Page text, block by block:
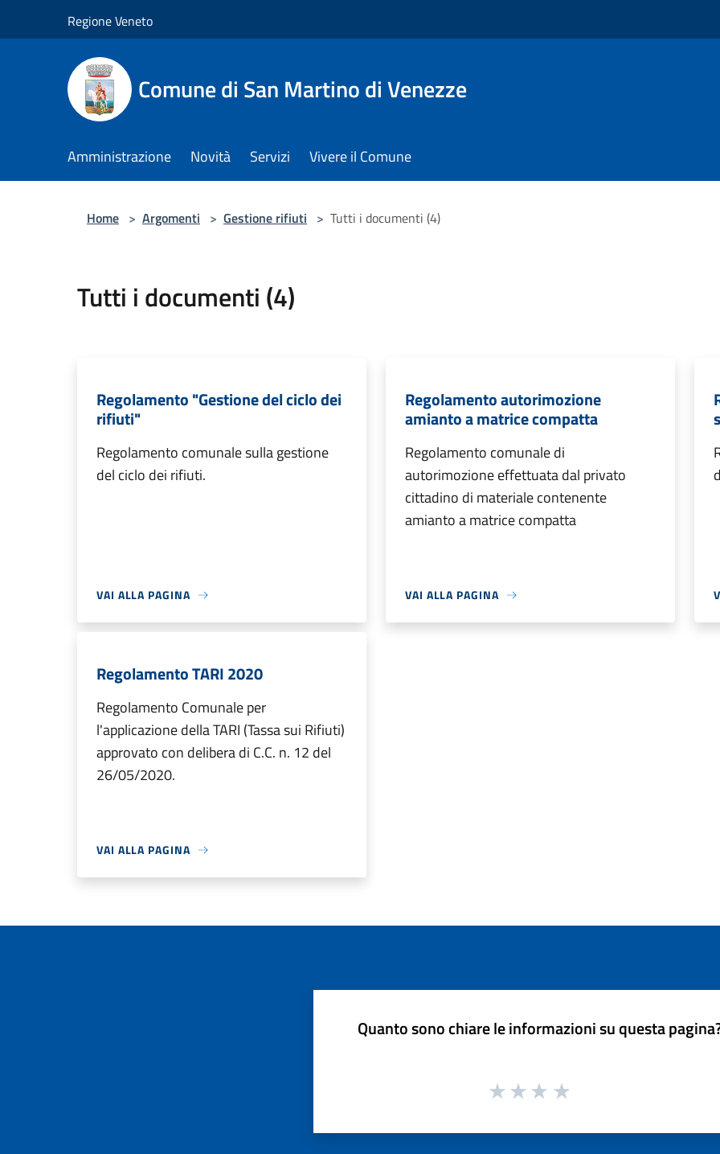
Regione Veneto
Comune di San Martino di Venezze
Amministrazione Novità Servizi Vivere il Comune
Home > Argomenti > Gestione rifiuti > Tutti i documenti (4)
Tutti i documenti (4)
Regolamento "Gestione del ciclo dei
rifiuti"
Regolamento comunale sulla gestione
del ciclo dei rifiuti.
VAI ALLA PAGINA
Regolamento autorimozione
amianto a matrice compatta
Regolamento comunale di
autorimozione effettuata dal privato
cittadino di materiale contenente
amianto a matrice compatta
VAI ALLA PAGINA
Regolamento TARI 2020
Regolamento Comunale per
l'applicazione della TARI (Tassa sui Rifiuti)
approvato con delibera di C.C. n. 12 del
26/05/2020.
VAI ALLA PAGINA
Quanto sono chiare le informazioni su questa